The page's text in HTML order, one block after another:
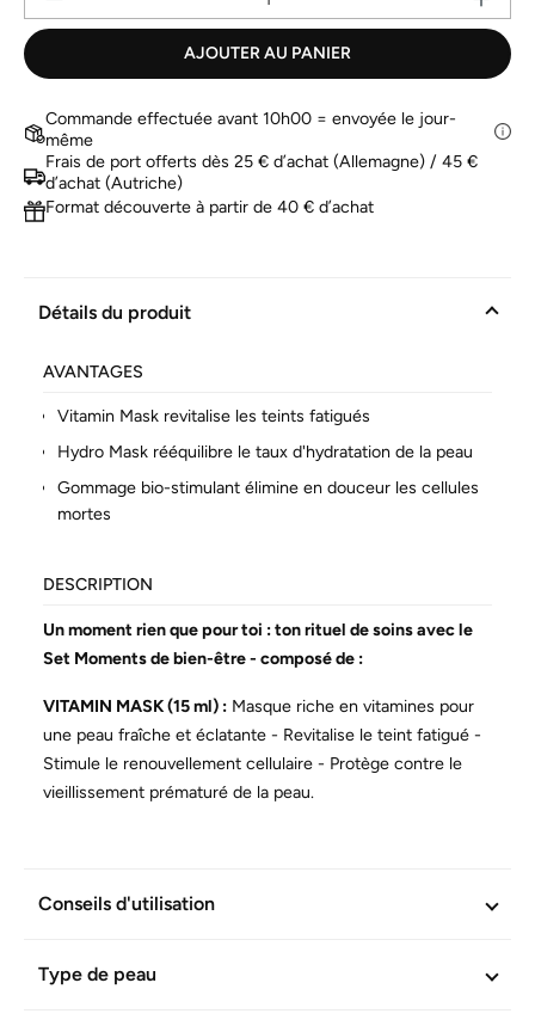
AJOUTER AU PANIER
Commande effectuée avant 10h00 = envoyée le jour-
même
Frais de port offerts dès 25 € d’achat (Allemagne) / 45 €
d’achat (Autriche)
Format découverte à partir de 40 € d’achat
Détails du produit
AVANTAGES
Vitamin Mask revitalise les teints fatigués
Hydro Mask rééquilibre le taux d'hydratation de la peau
Gommage bio-stimulant élimine en douceur les cellules
mortes
DESCRIPTION
Un moment rien que pour toi : ton rituel de soins avec le
Set Moments de bien-être - composé de :
VITAMIN MASK (15 ml) : Masque riche en vitamines pour
une peau fraîche et éclatante - Revitalise le teint fatigué -
Stimule le renouvellement cellulaire - Protège contre le
vieillissement prématuré de la peau.
l'hydratation de la peau après 2 heures déjà - Comble les
Conseils d'utilisation
Type de peau